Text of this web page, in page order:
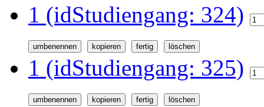
1 (idStudiengang: 324)
1 (idStudiengang: 325)